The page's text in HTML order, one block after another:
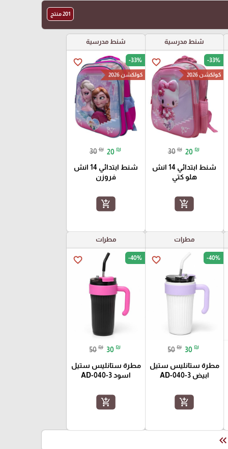
201 منتج
شنط مدرسية
favorite_border -33%
كولكشن 2026
30 ₪ 20 ₪
شنط ابتدائي 14 انش
هلو كتي
add_shopping_cart
شنط مدرسية
favorite_border -33%
كولكشن 2026
30 ₪ 20 ₪
شنط ابتدائي 14 انش
فروزن
add_shopping_cart
مطرات
favorite_border -40%
50 ₪ 30 ₪
مطرة ستانليس ستيل
ابيض AD-040-3
add_shopping_cart
مطرات
favorite_border -40%
50 ₪ 30 ₪
مطرة ستانليس ستيل
اسود AD-040-3
add_shopping_cart
keyboard_double_arrow_left